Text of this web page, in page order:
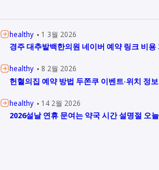
healthy 1 3월 2026
경주 대추밭백한의원 네이버 예약 링크 비용
healthy 8 2월 2026
헌혈의집 예약 방법 두쫀쿠 이벤트·위치 정보
healthy 14 2월 2026
2026설날 연휴 문여는 약국 시간 설명절 오